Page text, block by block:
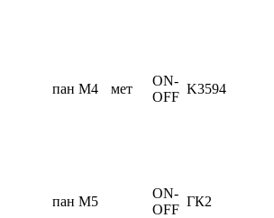
пан М4 мет
ON-
OFF
K3594
пан М5
ON-
OFF
ГК2